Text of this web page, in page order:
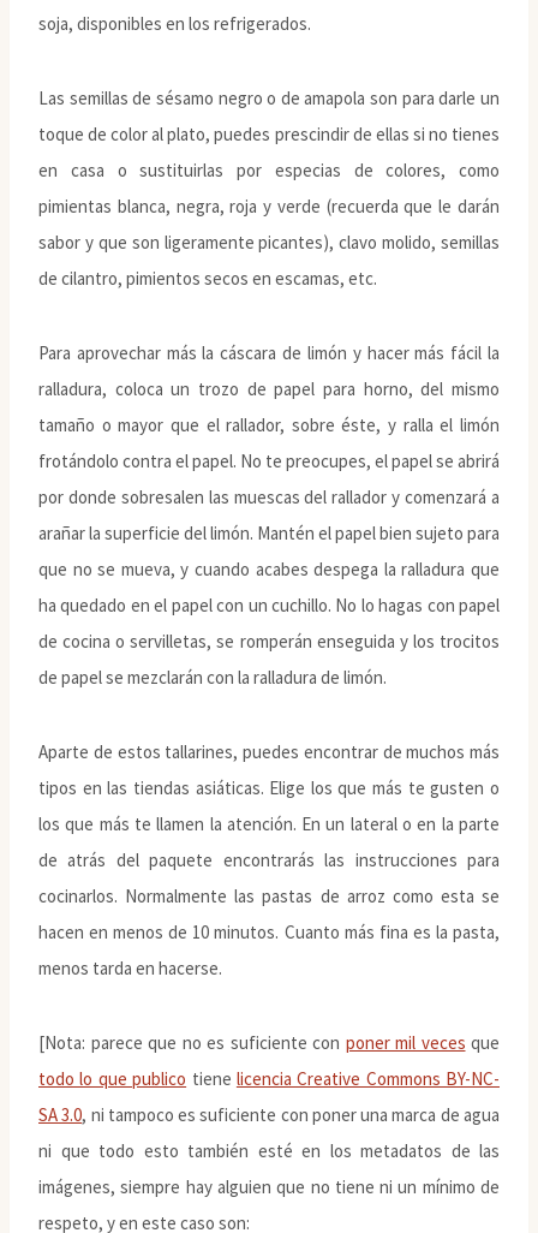
soja, disponibles en los refrigerados.
Las semillas de sésamo negro o de amapola son para darle un
toque de color al plato, puedes prescindir de ellas si no tienes
en casa o sustituirlas por especias de colores, como
pimientas blanca, negra, roja y verde (recuerda que le darán
sabor y que son ligeramente picantes), clavo molido, semillas
de cilantro, pimientos secos en escamas, etc.
Para aprovechar más la cáscara de limón y hacer más fácil la
ralladura, coloca un trozo de papel para horno, del mismo
tamaño o mayor que el rallador, sobre éste, y ralla el limón
frotándolo contra el papel. No te preocupes, el papel se abrirá
por donde sobresalen las muescas del rallador y comenzará a
arañar la superficie del limón. Mantén el papel bien sujeto para
que no se mueva, y cuando acabes despega la ralladura que
ha quedado en el papel con un cuchillo. No lo hagas con papel
de cocina o servilletas, se romperán enseguida y los trocitos
de papel se mezclarán con la ralladura de limón.
Aparte de estos tallarines, puedes encontrar de muchos más
tipos en las tiendas asiáticas. Elige los que más te gusten o
los que más te llamen la atención. En un lateral o en la parte
de atrás del paquete encontrarás las instrucciones para
cocinarlos. Normalmente las pastas de arroz como esta se
hacen en menos de 10 minutos. Cuanto más fina es la pasta,
menos tarda en hacerse.
[Nota: parece que no es suficiente con poner mil veces que
todo lo que publico tiene licencia Creative Commons BY-NC-
SA 3.0, ni tampoco es suficiente con poner una marca de agua
ni que todo esto también esté en los metadatos de las
imágenes, siempre hay alguien que no tiene ni un mínimo de
respeto, y en este caso son: